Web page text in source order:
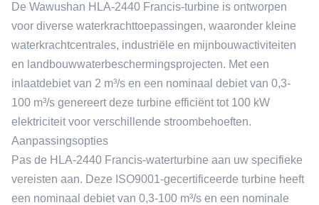
De Wawushan HLA-2440 Francis-turbine is ontworpen
voor diverse waterkrachttoepassingen, waaronder kleine
waterkrachtcentrales, industriële en mijnbouwactiviteiten
en landbouwwaterbeschermingsprojecten. Met een
inlaatdebiet van 2 m³/s en een nominaal debiet van 0,3-
100 m³/s genereert deze turbine efficiënt tot 100 kW
elektriciteit voor verschillende stroombehoeften.
Aanpassingsopties
Pas de HLA-2440 Francis-waterturbine aan uw specifieke
vereisten aan. Deze ISO9001-gecertificeerde turbine heeft
een nominaal debiet van 0,3-100 m³/s en een nominale